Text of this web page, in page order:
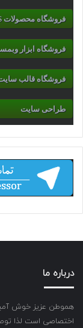
فروشگاه محصولات HTML5/JS
فروشگاه ابزار
فروشگاه قالب
طراحی سایت
درباره ما
هموطن عزیز خوش
اختصاصی است لذا